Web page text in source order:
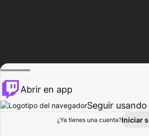
Explorar
Abrir en app
Seguir
¿Ya tienes una cuenta?Iniciar